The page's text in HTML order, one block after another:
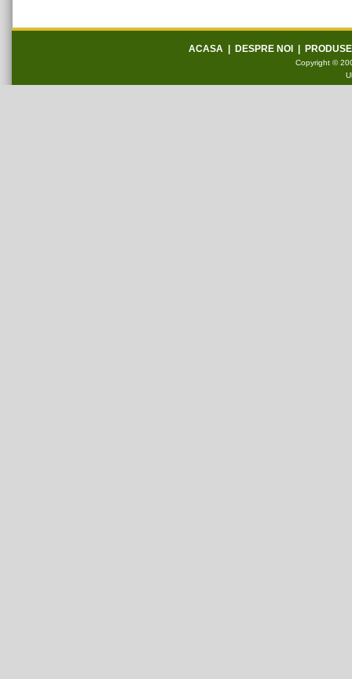
ACASA DESPRE NOI
Copyright ©